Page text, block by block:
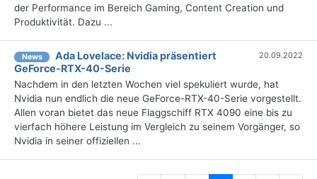
der Performance im Bereich Gaming, Content Creation und
Produktivität. Dazu ...
News
Ada Lovelace: Nvidia präsentiert
GeForce-RTX-40-Serie
20.09.2022
Nachdem in den letzten Wochen viel spekuliert wurde, hat
Nvidia nun endlich die neue GeForce-RTX-40-Serie vorgestellt.
Allen voran bietet das neue Flaggschiff RTX 4090 eine bis zu
vierfach höhere Leistung im Vergleich zu seinem Vorgänger, so
Nvidia in seiner offiziellen ...